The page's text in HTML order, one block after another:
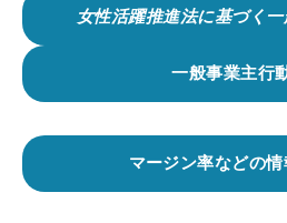
女性活躍推進法に基づく
一般事業主行
マージン率などの